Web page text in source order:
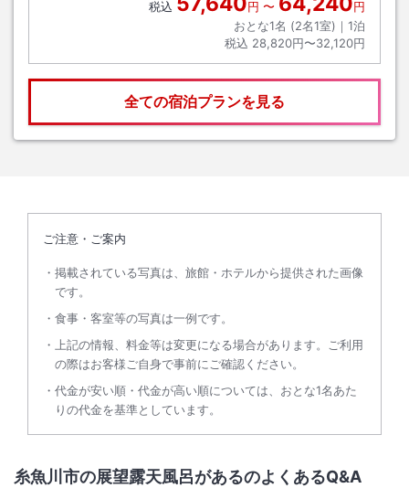
税込
円 〜
円
おとな1名 (2名1室)｜ 1泊
税込 28,820円〜32,120円
全ての宿泊プランを見る
ご注意・ご案内
掲載されている写真は、旅館・ホテルから提供された画像
です。
食事・客室等の写真は一例です。
上記の情報、料金等は変更になる場合があります。ご利用
の際はお客様ご自身で事前にご確認ください。
代金が安い順・代金が高い順については、おとな1名あた
りの代金を基準としています。
糸魚川市の展望露天風呂があるのよくあるQ&A